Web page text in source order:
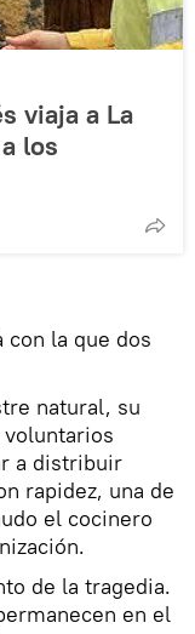
viaja a La
los
la que dos
natural, su
a distribuir
rapidez, una de
el cocinero
de la tragedia.
en el